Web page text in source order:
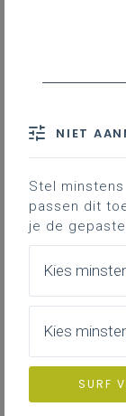
Een fusie
Groeien naar
culturen
betekent ook
van een
groeiproces
NIET
Stel
passen dit
je de
Kies
Kies
SURF